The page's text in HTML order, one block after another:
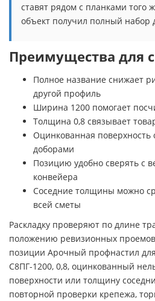
ставят рядом с планками того
объект получил полный набор
Преимущества для
Полное название снижает
другой профиль
Ширина 1200 помогает
Толщина 0,8 связывает
Оцинкованная поверхность
доборами
Позицию удобно сверять с
конвейера
Соседние толщины можно
всей сметы
Раскладку проверяют по длине
положению ревизионных
позиции Арочный профнастил
С8ПГ-1200, 0,8, оцинкованный
поверхности или толщину
повторной проверки крепежа,